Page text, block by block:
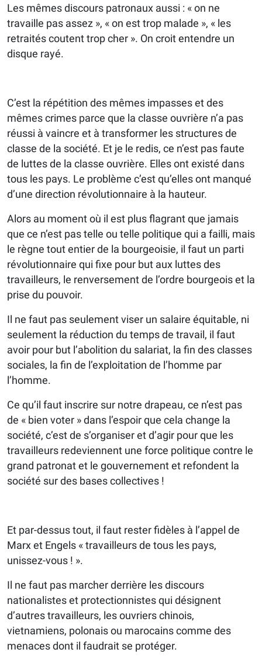
Les mêmes discours patronaux aussi : « on ne
travaille pas assez », « on est trop malade », « les
retraités coutent trop cher ». On croit entendre un
disque rayé.
C’est la répétition des mêmes impasses et des
mêmes crimes parce que la classe ouvrière n’a pas
réussi à vaincre et à transformer les structures de
classe de la société. Et je le redis, ce n’est pas faute
de luttes de la classe ouvrière. Elles ont existé dans
tous les pays. Le problème c’est qu’elles ont manqué
d’une direction révolutionnaire à la hauteur.
Alors au moment où il est plus flagrant que jamais
que ce n’est pas telle ou telle politique qui a failli, mais
le règne tout entier de la bourgeoisie, il faut un parti
révolutionnaire qui fixe pour but aux luttes des
travailleurs, le renversement de l’ordre bourgeois et la
prise du pouvoir.
Il ne faut pas seulement viser un salaire équitable, ni
seulement la réduction du temps de travail, il faut
avoir pour but l’abolition du salariat, la fin des classes
sociales, la fin de l’exploitation de l’homme par
l’homme.
Ce qu’il faut inscrire sur notre drapeau, ce n’est pas
de « bien voter » dans l’espoir que cela change la
société, c’est de s’organiser et d’agir pour que les
travailleurs redeviennent une force politique contre le
grand patronat et le gouvernement et refondent la
société sur des bases collectives !
Et par-dessus tout, il faut rester fidèles à l’appel de
Marx et Engels « travailleurs de tous les pays,
unissez-vous ! ».
Il ne faut pas marcher derrière les discours
nationalistes et protectionnistes qui désignent
d’autres travailleurs, les ouvriers chinois,
vietnamiens, polonais ou marocains comme des
menaces dont il faudrait se protéger.